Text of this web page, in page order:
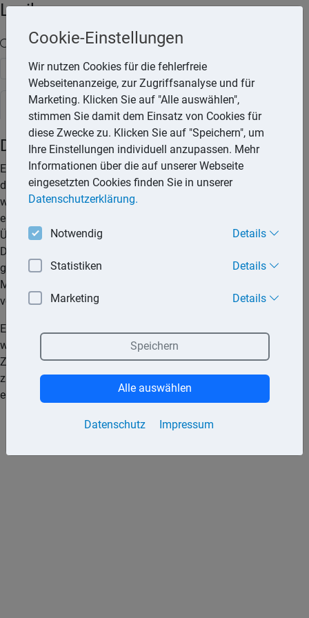
Lexika
Volltext-Suche in den Lexika
Suchen
Rechtslexikon
Dauerauftrag
Ein Dauerauftrag ist eine besondere Form der Überweisung,
den der Kunde seiner Bank erteilt, um künftig regelmäßig
wiederkehrende Zahlungsverpflichtungen durch
entsprechende Abbuchungen von seinem Konto und
Überweisungen auf das Empfängerkonto sicherzustellen.
Daueraufträge werden für Zahlungen erteilt, die in
gleichbleibender Höhe immer wieder anfallen (z. B.
Mietzahlungen). Sie werden zunehmend durch den Einzug
von Lastschriften ersetzt.
Ein Dauerauftrag kann jederzeit gekündigt oder widerrufen
werden. Besteht ein Dauerauftrag, obwohl keine
Zahlungsverpflichtung mehr besteht, geht dieser Umstand
zulasten des Kunden. In diesem Fall muss er sein Geld auf
eigenes Risiko vom Empfänger zurückfordern.
Cookie-Einstellungen
Wir nutzen Cookies für die fehlerfreie
Webseitenanzeige, zur Zugriffsanalyse und für
Marketing. Klicken Sie auf "Alle auswählen",
stimmen Sie damit dem Einsatz von Cookies für
diese Zwecke zu. Klicken Sie auf "Speichern", um
Ihre Einstellungen individuell anzupassen. Mehr
Informationen über die auf unserer Webseite
eingesetzten Cookies finden Sie in unserer
Datenschutzerklärung.
Notwendig Details
Statistiken Details
Marketing Details
Datenschutz Impressum
Speichern
Alle auswählen